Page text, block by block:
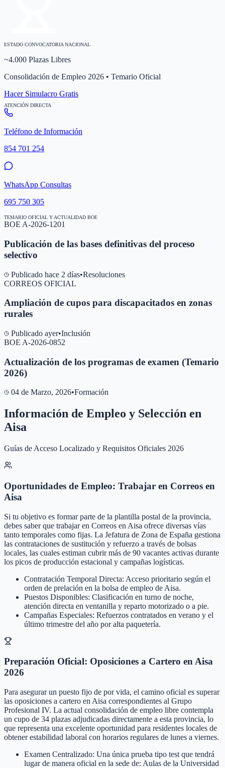
ESTADO CONVOCATORIA NACIONAL
~4.000 Plazas Libres
Consolidación de Empleo 2026 • Temario Oficial
Hacer Simulacro Gratis
ATENCIÓN DIRECTA
Teléfono de Información
854 701 254
WhatsApp Consultas
695 750 305
TEMARIO OFICIAL Y ACTUALIDAD BOE
BOE A-2026-1201
Publicación de las bases definitivas del proceso
selectivo
Publicado hace 2 días•Resoluciones
CORREOS OFICIAL
Ampliación de cupos para discapacitados en zonas
rurales
Publicado ayer•Inclusión
BOE A-2026-0852
Actualización de los programas de examen (Temario
2026)
04 de Marzo, 2026•Formación
Información de Empleo y Selección en
Aisa
Guías de Acceso Localizado y Requisitos Oficiales 2026
Oportunidades de Empleo: Trabajar en Correos en
Aisa
Si tu objetivo es formar parte de la plantilla postal de la provincia,
debes saber que trabajar en Correos en Aisa ofrece diversas vías
tanto temporales como fijas. La Jefatura de Zona de España gestiona
las contrataciones de sustitución y refuerzo a través de bolsas
locales, las cuales estiman cubrir más de 90 vacantes activas durante
los picos de producción estacional y campañas logísticas.
Contratación Temporal Directa: Acceso prioritario según el
orden de prelación en la bolsa de empleo de Aisa.
Puestos Disponibles: Clasificación en turno de noche,
atención directa en ventanilla y reparto motorizado o a pie.
Campañas Especiales: Refuerzos contratados en verano y el
último trimestre del año por alta paquetería.
Preparación Oficial: Oposiciones a Cartero en Aisa
2026
Para asegurar un puesto fijo de por vida, el camino oficial es superar
las oposiciones a cartero en Aisa correspondientes al Grupo
Profesional IV. La actual consolidación de empleo libre contempla
un cupo de 34 plazas adjudicadas directamente a esta provincia, lo
que representa una excelente oportunidad para residentes locales de
obtener estabilidad laboral con horarios regulares de lunes a viernes.
Examen Centralizado: Una única prueba tipo test que tendrá
lugar de manera oficial en la sede de: Aulas de la Universidad